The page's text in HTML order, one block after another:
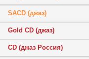
SACD (джаз)
Gold CD (джаз)
CD (джаз Россия)